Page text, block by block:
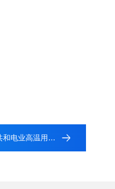
温用箔式应变片